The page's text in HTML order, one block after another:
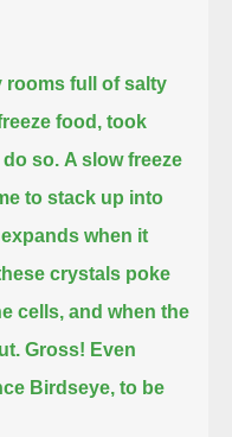
rooms full of salty
food, took
so. A slow freeze
to stack up into
when it
crystals poke
cells, and when the
Gross! Even
Birdseye, to be